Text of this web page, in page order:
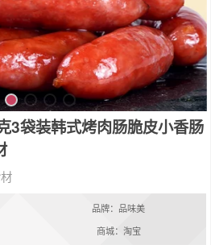
3袋装韩式烤肉肠脆皮小香肠
品牌：品味美
商城：淘宝